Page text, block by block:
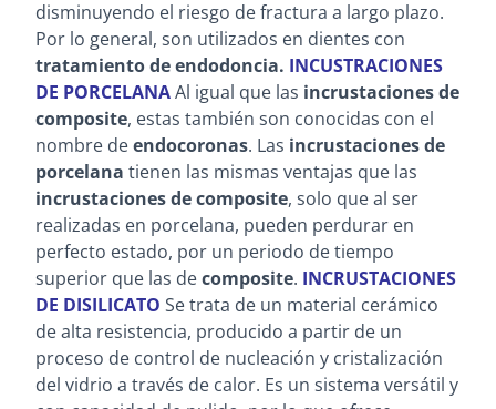
disminuyendo el riesgo de fractura a largo plazo.
Por lo general, son utilizados en dientes con
tratamiento de endodoncia. INCUSTRACIONES
DE PORCELANAAl igual que las incrustaciones de
composite, estas también son conocidas con el
nombre deendocoronas. Las incrustaciones de
porcelana tienen las mismas ventajas que las
incrustaciones de composite, solo que al ser
realizadas en porcelana, pueden perdurar en
perfecto estado, por un periodo de tiempo
superior que las decomposite. INCRUSTACIONES
DE DISILICATO Se trata de un material cerámico
de alta resistencia, producido a partir de un
proceso de control de nucleación y cristalización
del vidrio a través de calor. Es un sistema versátil y